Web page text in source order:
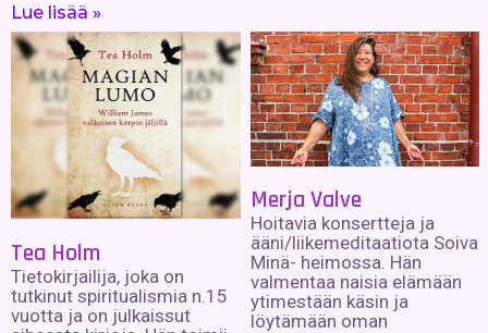
Lue lisää »
Tea Holm
Tietokirjailija, joka on
tutkinut spiritualismia n.15
vuotta ja on julkaissut
Merja Valve
Hoitavia konsertteja ja
ääni/liikemeditaatiota Soiva
Minä- heimossa. Hän
valmentaa naisia elämään
ytimestään käsin ja
löytämään oman